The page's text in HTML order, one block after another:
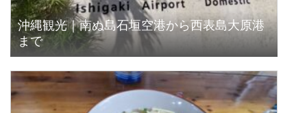
沖縄観光｜南ぬ島石垣空港から西表島大原港
まで